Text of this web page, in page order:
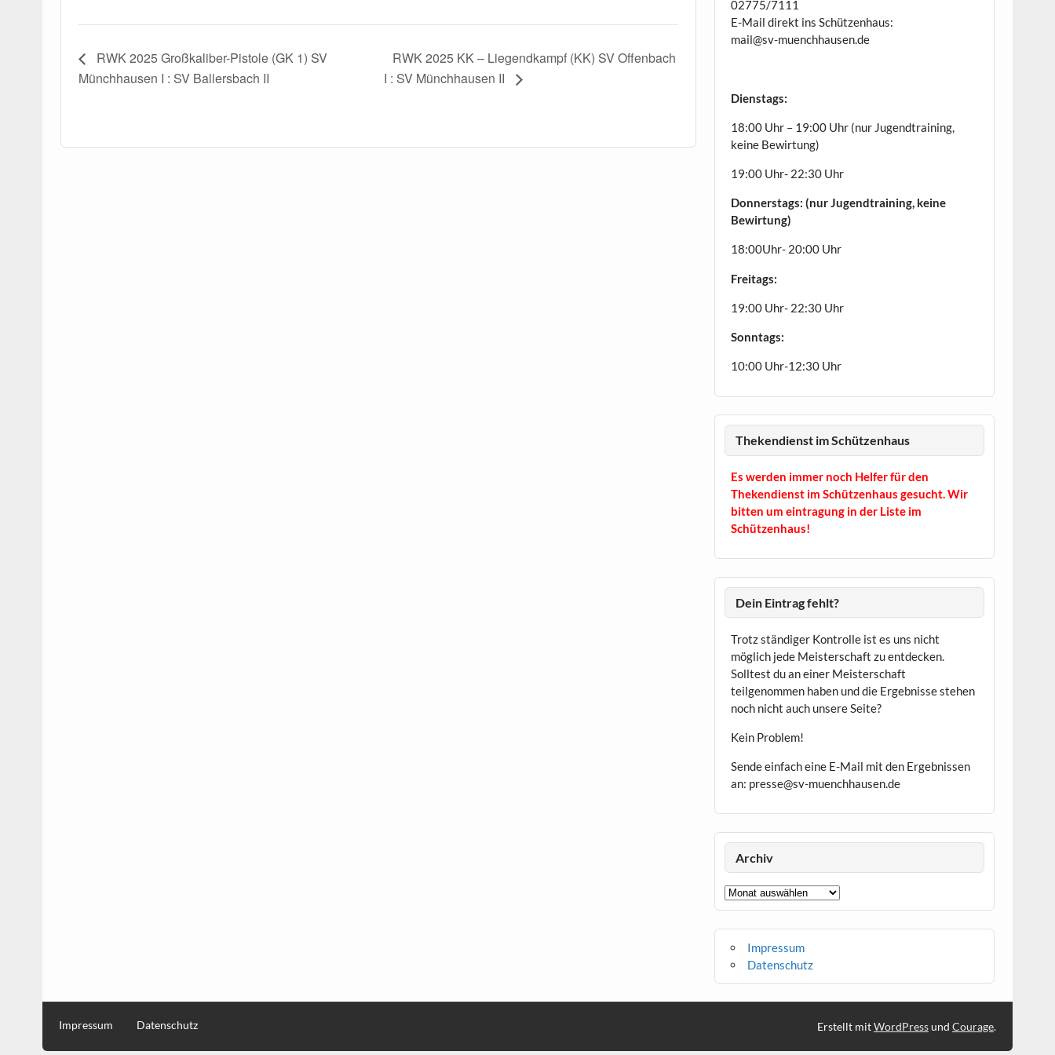
RWK 2025 Großkaliber-Pistole (GK 1) SV
Münchhausen I : SV Ballersbach II
RWK 2025 KK – Liegendkampf (KK) SV Offenbach
I : SV Münchhausen II
02775/7111
E-Mail direkt ins Schützenhaus:
mail@sv-muenchhausen.de
Dienstags:
18:00 Uhr – 19:00 Uhr (nur Jugendtraining,
keine Bewirtung)
19:00 Uhr- 22:30 Uhr
Donnerstags: (nur Jugendtraining, keine
Bewirtung)
18:00Uhr- 20:00 Uhr
Freitags:
19:00 Uhr- 22:30 Uhr
Sonntags:
10:00 Uhr-12:30 Uhr
Thekendienst im Schützenhaus
Es werden immer noch Helfer für den
Thekendienst im Schützenhaus gesucht. Wir
bitten um eintragung in der Liste im
Schützenhaus!
Dein Eintrag fehlt?
Trotz ständiger Kontrolle ist es uns nicht
möglich jede Meisterschaft zu entdecken.
Solltest du an einer Meisterschaft
teilgenommen haben und die Ergebnisse stehen
noch nicht auch unsere Seite?
Kein Problem!
Sende einfach eine E-Mail mit den Ergebnissen
an: presse@sv-muenchhausen.de
Archiv
Archiv
Impressum
Datenschutz
Impressum Datenschutz Erstellt mitWordPressund Courage.